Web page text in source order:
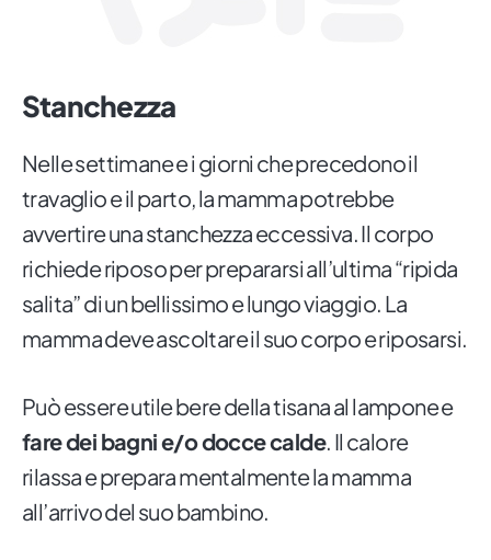
Stanchezza
Nelle settimane e i giorni che precedono il
travaglio e il parto, la mamma potrebbe
avvertire una stanchezza eccessiva. Il corpo
richiede riposo per prepararsi all’ultima “ripida
salita” di un bellissimo e lungo viaggio. La
mamma deve ascoltare il suo corpo e riposarsi.
Può essere utile bere della tisana al lampone e
fare dei bagni e/o docce calde. Il calore
rilassa e prepara mentalmente la mamma
all’arrivo del suo bambino.